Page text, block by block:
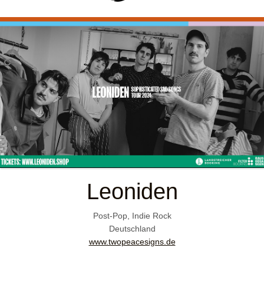
Leoniden
Post-Pop, Indie Rock
Deutschland
www.twopeacesigns.de